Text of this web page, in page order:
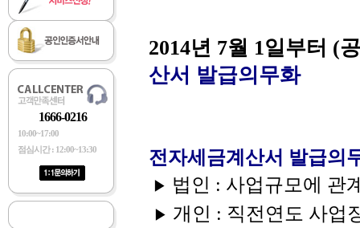
1666-0216
10:00~17:00
점심시간 : 12:00~13:30
2014년 7월 1일부터 (
산서 발급의무화
전자세금계산서 발급의
▶ 법인 : 사업규모에 관
▶ 개인 : 직전연도 사업